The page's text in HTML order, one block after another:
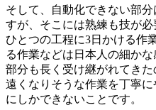
そして、自動化できない部
すが、そこには熟練も技が必
ひとつの工程に3日かける作
る作業などは日本人の細か
部分も長く受け継がれてき
遠くなりそうな作業を丁寧
にしかできないことです。